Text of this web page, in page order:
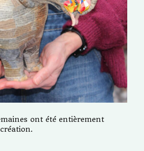
ont été entièrement